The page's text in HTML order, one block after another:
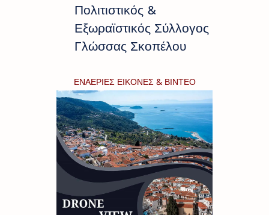
Πολιτιστικός &
Εξωραϊστικός Σύλλογος
Γλώσσας Σκοπέλου
ΕΝΑΕΡΙΕΣ ΕΙΚΟΝΕΣ & ΒΙΝΤΕΟ